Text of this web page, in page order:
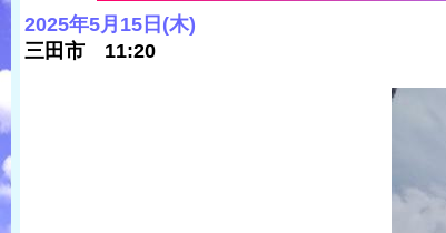
2025年5月15日(木)
三田市 11:20